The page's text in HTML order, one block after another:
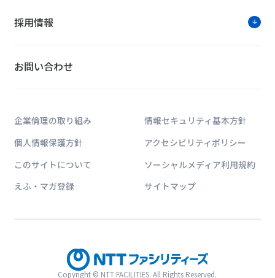
採用情報
お問い合わせ
企業倫理の取り組み
情報セキュリティ基本方針
個人情報保護方針
アクセシビリティポリシー
このサイトについて
ソーシャルメディア利用規約
えふ・マガ登録
サイトマップ
Copyright © NTT FACILITIES. All Rights Reserved.